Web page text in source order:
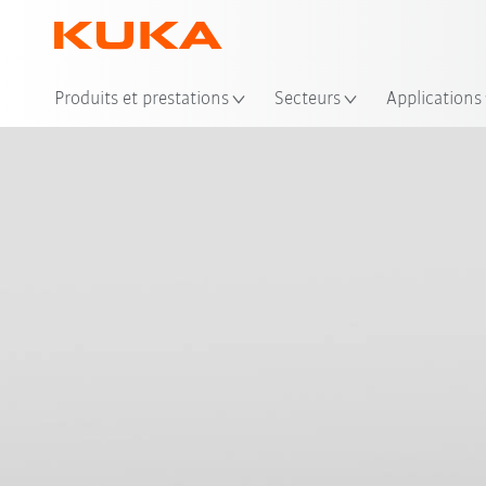
Produits et prestations Secteurs Applications